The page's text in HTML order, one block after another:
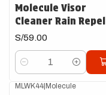
Molecule Visor
Cleaner Rain Repel
S/59.00
Cantidad
MLWK44| Molecule